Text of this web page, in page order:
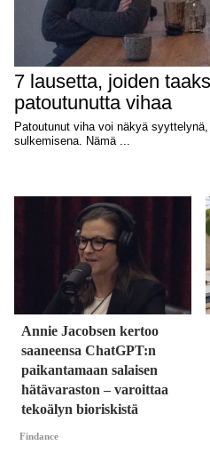
Annie Jacobsen kertoo
saaneensa ChatGPT:n
paikantamaan salaisen
hätävaraston – varoittaa
tekoälyn bioriskistä
Findance